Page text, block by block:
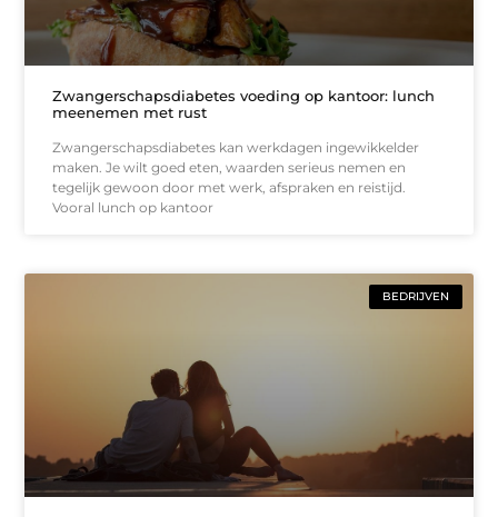
Zwangerschapsdiabetes voeding op kantoor: lunch
meenemen met rust
Zwangerschapsdiabetes kan werkdagen ingewikkelder
maken. Je wilt goed eten, waarden serieus nemen en
tegelijk gewoon door met werk, afspraken en reistijd.
Vooral lunch op kantoor
BEDRIJVEN